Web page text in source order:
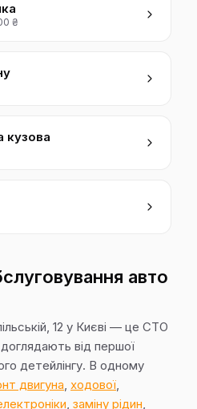
₴
кузова
авто
12 у Києві — це СТО
від першої
детейлінгу. В одному
двигуна, ходової,
, заміну рідин,